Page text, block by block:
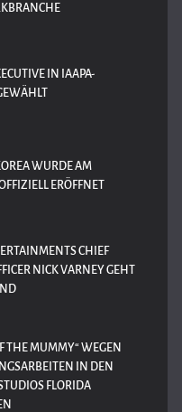
IN IAAPA-
WURDE AM
ERÖFFNET
CHIEF
NICK VARNEY GEHT
THE MUMMY“ WEGEN
IN DEN
FLORIDA